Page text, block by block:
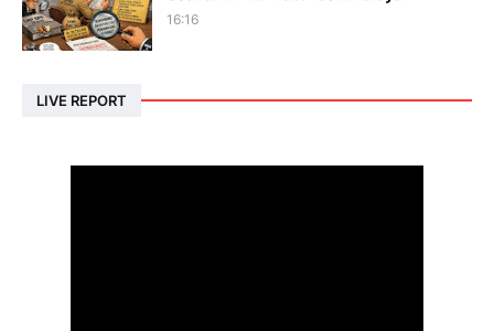
16:16
LIVE REPORT